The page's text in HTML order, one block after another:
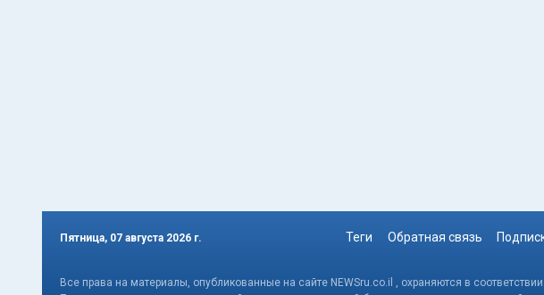
Пятница, 07 августа 2026 г. Теги Обратная связь
Все права на материалы, опубликованные на сайте NEWSru.co.il , охраняются в